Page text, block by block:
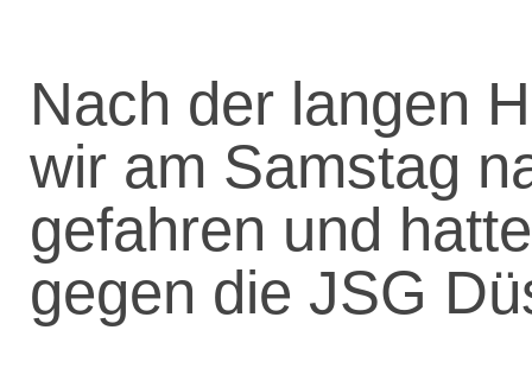
Nach der langen
wir am Samstag
gefahren und
gegen die JSG